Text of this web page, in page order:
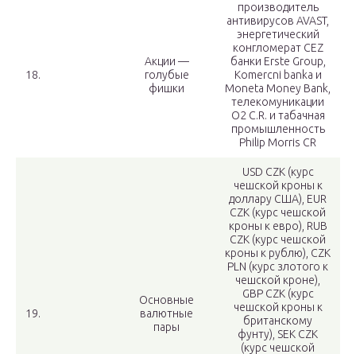
18.
Акции —
голубые
фишки
производитель
антивирусов AVAST,
энергетический
конгломерат CEZ
банки Erste Group,
Komercni banka и
Moneta Money Bank,
телекомуникации
O2 C.R. и табачная
промышленность
Philip Morris CR
19.
Основные
валютные
пары
USD CZK (курс
чешской кроны к
доллару США), EUR
CZK (курс чешской
кроны к евро), RUB
CZK (курс чешской
кроны к рублю), CZK
PLN (курс злотого к
чешской кроне),
GBP CZK (курс
чешской кроны к
британскому
фунту), SEK CZK
(курс чешской